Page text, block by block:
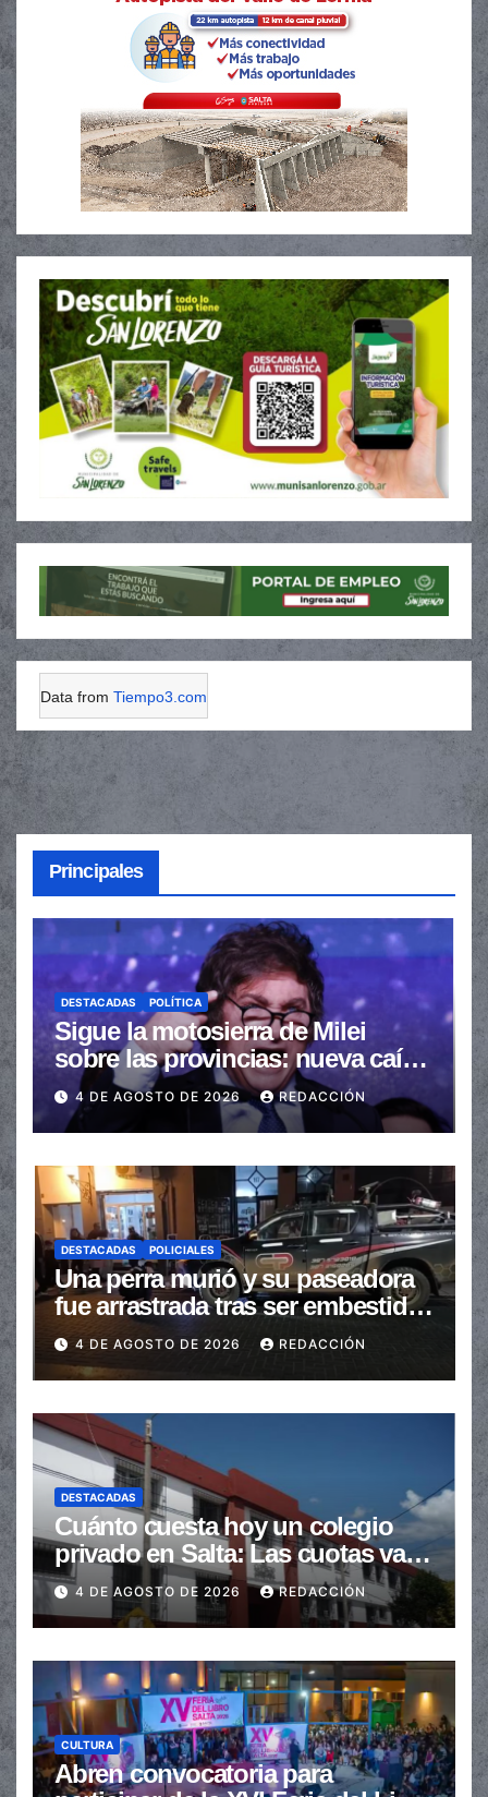
Data from Tiempo3.com
Principales
DESTACADAS POLÍTICA
Sigue la motosierra de Milei
sobre las provincias: nueva caída
de las transferencias no
automáticas
4 DE AGOSTO DE 2026 REDACCIÓN
DESTACADAS POLICIALES
Una perra murió y su paseadora
fue arrastrada tras ser embestidas
en la senda peatonal
4 DE AGOSTO DE 2026 REDACCIÓN
DESTACADAS
Cuánto cuesta hoy un colegio
privado en Salta: Las cuotas van
de $110.000 a más de $600.000
4 DE AGOSTO DE 2026 REDACCIÓN
CULTURA
Abren convocatoria para